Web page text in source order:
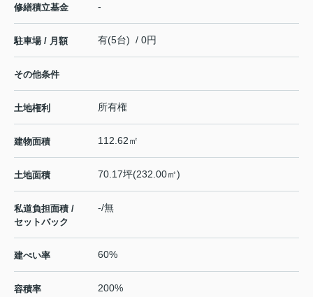
修繕積立基金 -
駐車場 / 月額 有(5台) / 0円
その他条件
土地権利 所有権
建物面積 112.62㎡
土地面積 70.17坪(232.00㎡)
私道負担面積 /
セットバック
-/無
建ぺい率 60%
容積率 200%